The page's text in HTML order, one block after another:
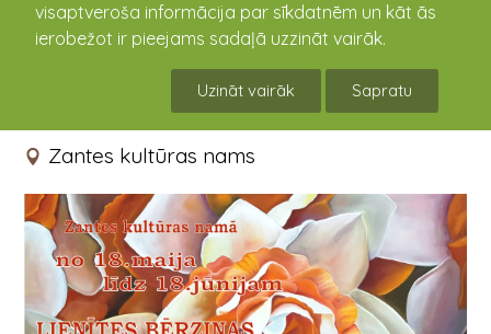
visaptveroša informācija par sīkdatnēm un kāt ās
ierobežot ir pieejams sadaļā uzzināt vairāk.
Uzināt vairāk Sapratu
Lienītes Bērziņas gleznu
izstāde "ZOOM"
18.05.2019 - 18.06.2019
Zantes kultūras nams